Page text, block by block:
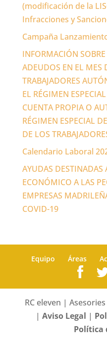
(modificación de la
Infracciones y
Campaña
INFORMACIÓN
ADEUDOS EN EL MES
TRABAJADORES
EL RÉGIMEN
CUENTA PROPIA O
RÉGIMEN ESPECIAL
DE LOS
Calendario Laboral
AYUDAS DESTINADAS
ECONÓMICO A LAS
EMPRESAS
COVID-19
Equipo Áreas
RC eleven |
|Aviso Legal |
Política